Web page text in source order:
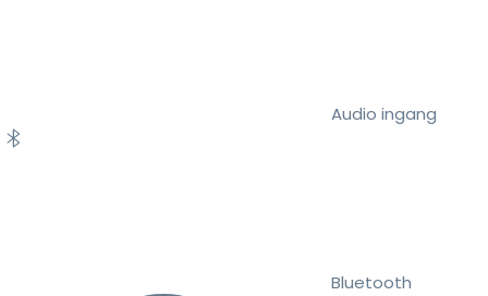
Audio ingang
Bluetooth